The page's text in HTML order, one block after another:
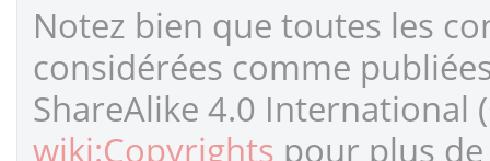
Notez bien que toutes les
considérées comme
ShareAlike 4.0 International
wiki:Copyrights pour plus